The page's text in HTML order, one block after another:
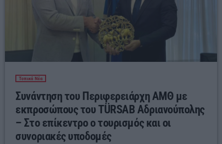
Τοπικά Νέα
Συνάντηση του Περιφερειάρχη ΑΜΘ με
εκπροσώπους του TÜRSAB Αδριανούπολης
– Στο επίκεντρο ο τουρισμός και οι
συνοριακές υποδομές